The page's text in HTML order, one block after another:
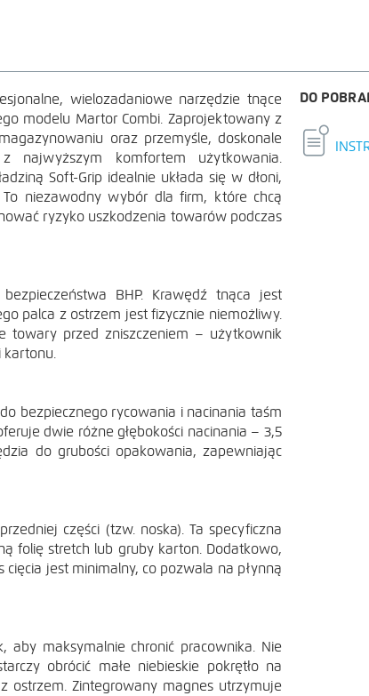
wielozadaniowe narzędzie tnące
modelu Martor Combi. Zaprojektowany z
oraz przemyśle, doskonale
najwyższym komfortem użytkowania.
Soft-Grip idealnie układa się w dłoni,
niezawodny wybór dla firm, które chcą
ryzyko uszkodzenia towarów podczas
BHP. Krawędź tnąca jest
palca z ostrzem jest fizycznie niemożliwy.
towary przed zniszczeniem – użytkownik
kartonu.
bezpiecznego rycowania i nacinania taśm
dwie różne głębokości nacinania – 3,5
do grubości opakowania, zapewniając
części (tzw. noska). Ta specyficzna
folię stretch lub gruby karton. Dodatkowo,
cięcia jest minimalny, co pozwala na płynną
aby maksymalnie chronić pracownika. Nie
obrócić małe niebieskie pokrętło na
ostrzem. Zintegrowany magnes utrzymuje
DO